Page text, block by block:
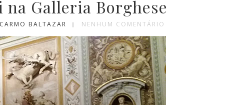
Galleria Borghese
BALTAZAR NENHUM COMENTÁRIO